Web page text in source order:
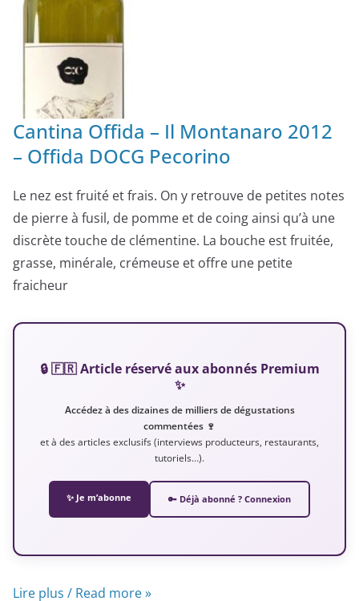
Cantina Offida – Il Montanaro 2012
– Offida DOCG Pecorino
Le nez est fruité et frais. On y retrouve de petites notes
de pierre à fusil, de pomme et de coing ainsi qu’à une
discrète touche de clémentine. La bouche est fruitée,
grasse, minérale, crémeuse et offre une petite
fraicheur
🔒 🇫🇷 Article réservé aux abonnés Premium
✨
Accédez à des dizaines de milliers de dégustations
commentées 🍷
et à des articles exclusifs (interviews producteurs, restaurants,
tutoriels…).
✨ Je m’abonne 🔑 Déjà abonné ? Connexion
Lire plus / Read more »